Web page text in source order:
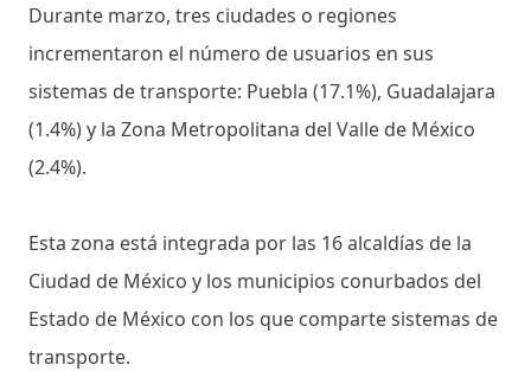
Durante marzo, tres ciudades o regiones
incrementaron el número de usuarios en sus
sistemas de transporte: Puebla (17.1%), Guadalajara
(1.4%) y la Zona Metropolitana del Valle de México
(2.4%).
Esta zona está integrada por las 16 alcaldías de la
Ciudad de México y los municipios conurbados del
Estado de México con los que comparte sistemas de
transporte.